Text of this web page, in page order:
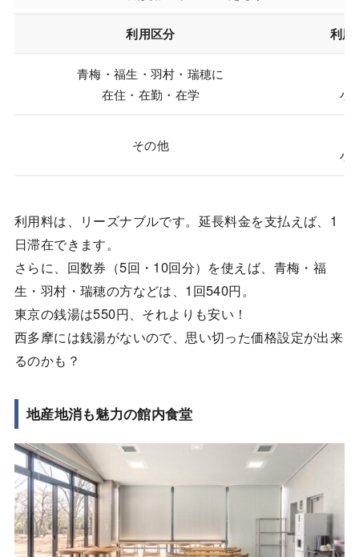
利用区分 利用
青梅・福生・羽村・瑞穂に
在住・在勤・在学
小
その他
小
利用料は、リーズナブルです。延長料金を支払えば、1
日滞在できます。
さらに、回数券（5回・10回分）を使えば、青梅・福
生・羽村・瑞穂の方などは、1回540円。
東京の銭湯は550円、それよりも安い！
西多摩には銭湯がないので、思い切った価格設定が出来
るのかも？
地産地消も魅力の館内食堂